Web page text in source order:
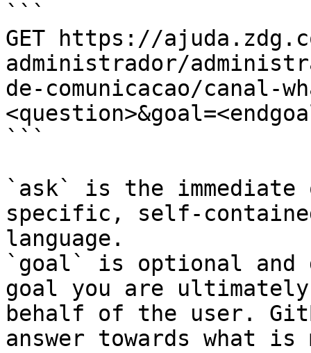
```
GET https://
administrador/
de-comunicacao/canal-
```
`ask` is the
specific, self-
language.
`goal` is optional and
goal you are
behalf of the user.
answer towards what